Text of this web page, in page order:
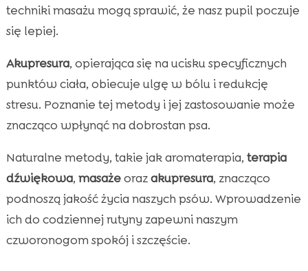
techniki masażu mogą sprawić, że nasz pupil poczuje
się lepiej.
Akupresura, opierająca się na ucisku specyficznych
punktów ciała, obiecuje ulgę w bólu i redukcję
stresu. Poznanie tej metody i jej zastosowanie może
znacząco wpłynąć na dobrostan psa.
Naturalne metody, takie jak aromaterapia, terapia
dźwiękowa, masażeorazakupresura, znacząco
podnoszą jakość życia naszych psów. Wprowadzenie
ich do codziennej rutyny zapewni naszym
czworonogom spokój i szczęście.